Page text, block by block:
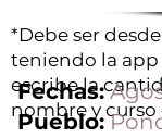
*Debe ser
teniendo la app
escribe la
nombre y curso
Fechas:
Pueblo: